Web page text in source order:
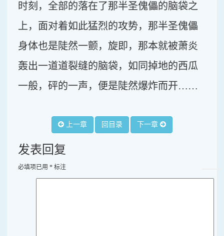
时刻，全部的落在了那半圣傀儡的脑袋之
上，面对着如此猛烈的攻势，那半圣傀儡
身体也是陡然一颤，旋即，那本就被萧炎
轰出一道道裂缝的脑袋，如同掉地的西瓜
一般，砰的一声，便是陡然爆炸而开……
上一章 回目录 下一章
发表回复
必填项已用 * 标注